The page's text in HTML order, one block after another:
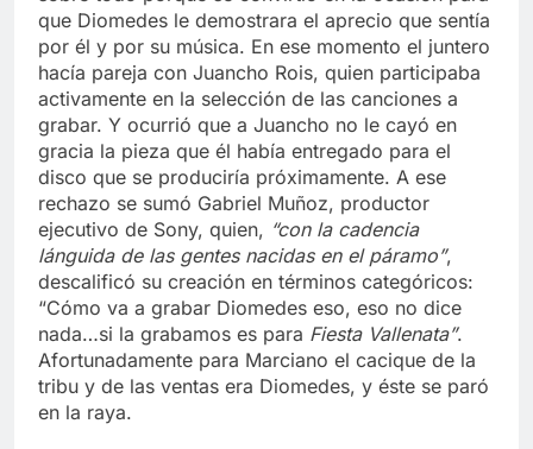
que Diomedes le demostrara el aprecio que sentía
por él y por su música. En ese momento el juntero
hacía pareja con Juancho Rois, quien participaba
activamente en la selección de las canciones a
grabar. Y ocurrió que a Juancho no le cayó en
gracia la pieza que él había entregado para el
disco que se produciría próximamente. A ese
rechazo se sumó Gabriel Muñoz, productor
ejecutivo de Sony, quien, “con la cadencia
lánguida de las gentes nacidas en el páramo”,
descalificó su creación en términos categóricos:
“Cómo va a grabar Diomedes eso, eso no dice
nada…si la grabamos es para Fiesta Vallenata”.
Afortunadamente para Marciano el cacique de la
tribu y de las ventas era Diomedes, y éste se paró
en la raya.